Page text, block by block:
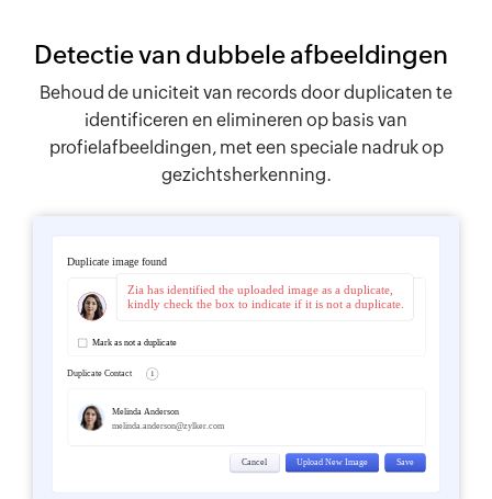
Detectie van dubbele afbeeldingen
Behoud de uniciteit van records door duplicaten te
identificeren en elimineren op basis van
profielafbeeldingen, met een speciale nadruk op
gezichtsherkenning.